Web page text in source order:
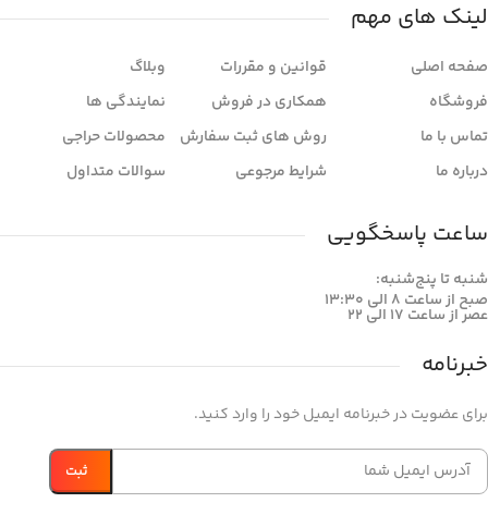
لینک های مهم
صفحه اصلی
فروشگاه
تماس با ما
درباره ما
قوانین و مقررات
همکاری در فروش
روش های ثبت سفارش
شرایط مرجوعی
وبلاگ
نمایندگی ها
محصولات حراجی
سوالات متداول
ساعت پاسخگویی
شنبه تا پنج‌شنبه:
صبح از ساعت 8 الی 13:30
عصر از ساعت 17 الی 22
خبرنامه
برای عضویت در خبرنامه ایمیل خود را وارد کنید.